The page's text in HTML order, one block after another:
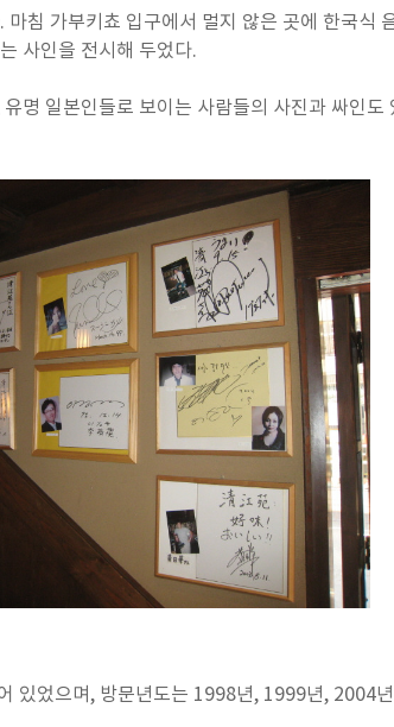
침 가부키쵸 입구에서 멀지 않은 곳에 한국식
사인을 전시해 두었다.
명 일본인들로 보이는 사람들의 사진과 싸인도
있었으며, 방문년도는 1998년, 1999년, 2004